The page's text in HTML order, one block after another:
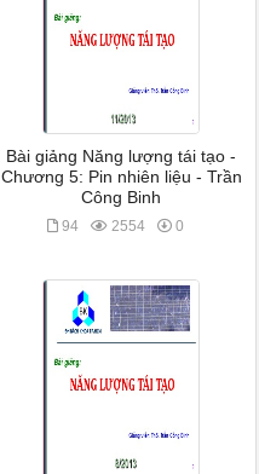
Bài giảng Năng lượng tái tạo -
Chương 5: Pin nhiên liệu - Trần
Công Binh
94 2554 0